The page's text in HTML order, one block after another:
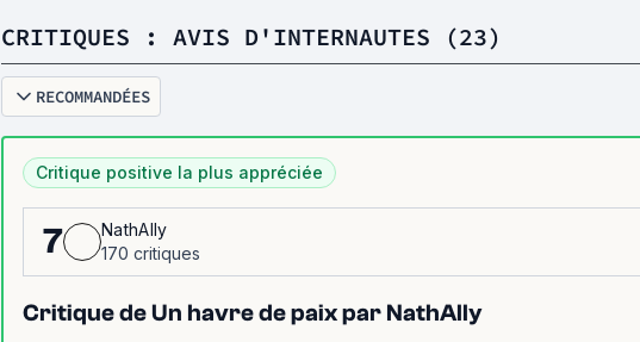
CRITIQUES : AVIS D'INTERNAUTES (23)
RECOMMANDÉES
Critique positive la plus appréciée
7
NathAlly
170 critiques
Critique de Un havre de paix par NathAlly